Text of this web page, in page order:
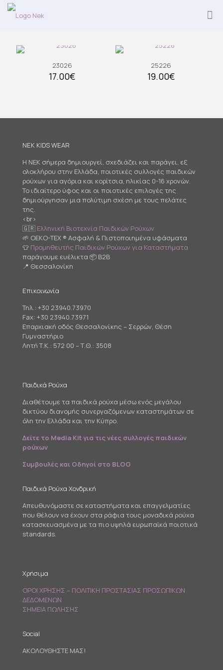
23026
17.00€
25226
19.00€
NEK KIDS WEAR
Η NEK σήμερα δημιουργεί, σχεδιάζει και παράγει, εξ
ολοκλήρου στην Ελλάδα, ποιοτικές συλλογές παιδικών
ρούχων για αγόρια και κορίτσια, ηλικίας 0-16 χρονών.
Το ιδιαίτερο ύφος και οι ποιοτικές επιλογές της
δημιούργησαν μια πολύτιμη σχέση με τους πελάτες
της.
<br>
🇬🇷 Ελληνική Βιοτεχνία Παιδικών Ρούχων
🌱 OEKO-TEX ® Ασφαλή & Πιστοποιημένα υφάσματα
👕 Προμηθευτής Παιδικών Ρούχων για Καταστήματα
παράγουμε ευέλικτα 📦 B2B
📍 Θεσσαλονίκη
Επικοινωνία
Τηλ.: +30 23940.73970
Fax: +30 23940.73971
Επαρχιακή οδός Θεσσαλονίκης – Σερρών, Θέση
Γυμναστήριο
Λητή Τ.Κ.: 572 00 – Τ.Θ.: 3508
Παιδικά Ρούχα
Διαθέτουμε τα παιδικά ρούχα μέσω ενός μεγάλου
δικτύου διανομής συνεργαζόμενων καταστημάτων σε
όλη την Ελλάδα και την Κύπρο.
Δείτε το Media Kit για τις νέες συλλογές παιδικών
ρούχων
Συμβουλές και Οδηγοί στο BLOG
Παιδικά Ρούχα Χονδρική
Απευθυνόμαστε σε καταστήματα και επαγγελματίες
που θέλουν να έχουν στα ράφια τους μοναδικά ρούχα
κατασκευασμένα με τα πιο υψηλά ευρωπαϊκά ποιοτικά
standards.
Χρήσιμα
ΟΡΟΙ ΧΡΗΣΗΣ – ΠΟΛΙΤΙΚΗ ΠΡΟΣΤΑΣΙΑΣ ΠΡΟΣΩΠΙΚΩΝ
ΔΕΔΟΜΕΝΩΝ
ΣΗΜΕΙΑ ΠΩΛΗΣΗΣ
Social
ΑΚΟΛΟΥΘΗΣΤΕ ΜΑΣ!